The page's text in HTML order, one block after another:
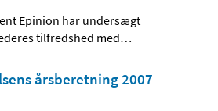
Epinion har undersægt
tilfredshed med…
årsberetning 2007